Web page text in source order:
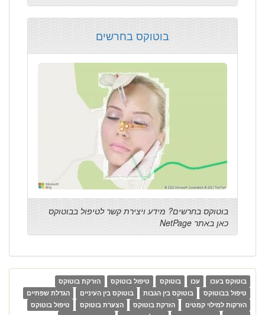
בוטוקס בחרשים
בוטוקס בחרשים? מידע ויצירת קשר לטיפול בבוטוקס
כאן באתר NetPage
בוטוקס בעכו עכו בוטוקס טיפול בוטוקס
הזרקת בוטוקס
טיפול בבוטוקס
בוטוקס בין הגבות בוטוקס בין העיניים
הגדלת שפתיים
הזרקות למילוי קמטים
הזרקת בוטוקס הצערת בוטוקס
טיפול בוטוקס